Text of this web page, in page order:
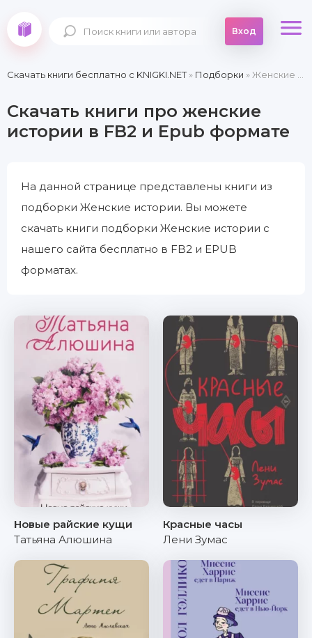
Вход
Скачать книги бесплатно c KNIGKI.NET» Подборки » Женские истории
Скачать книги про женские
истории в FB2 и Epub формате
На данной странице представлены книги из
подборки Женские истории. Вы можете
скачать книги подборки Женские истории с
нашего сайта бесплатно в FB2 и EPUB
форматах.
Новые райские кущи
Татьяна Алюшина
Красные часы
Лени Зумас